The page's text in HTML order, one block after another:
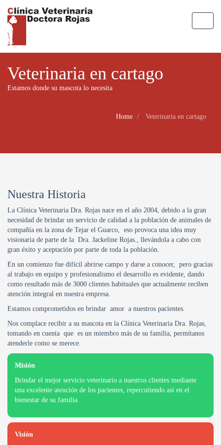
Veterinaria en cartago
Estamos donde su mascota lo necesita
Home Veterinaria en cartago
Nuestra Historia
La Clínica Veterinaria Dra. Rojas nace en el año 2004, debido a la gran
necesidad de brindar un servicio de calidad a la población de animales de
compañía en la zona de Tejar el Guarco, eso provoca una idea muy
visionaria de parte de la Dra. Jackeline Rojas., llevándola a cabo con
gran éxito y aceptación por parte de toda la población.
En un comienzo fue difícil abrirse campo y darse a conocer, pero gracias
al trabajo en equipo y profesionalismo el desarrollo es evidente, dando
como resultado más de 3000 clientes habituales que actualmente reciben
atención integral en nuestra empresa.
Estamos comprometidos en brindar amor a nuestros pacientes.
Nos complace recibir a su mascota en la Clínica Veterinaria Dra. Rojas,
tomando en cuenta que es un miembro más de su familia, permítanos
atenderle como se merece.
Misión
Brindar el mejor servicio veterinario a nuestros clientes mediante
una excelente atención de los pacientes, repercutiendo así en el
bienestar de su familia.
Visión